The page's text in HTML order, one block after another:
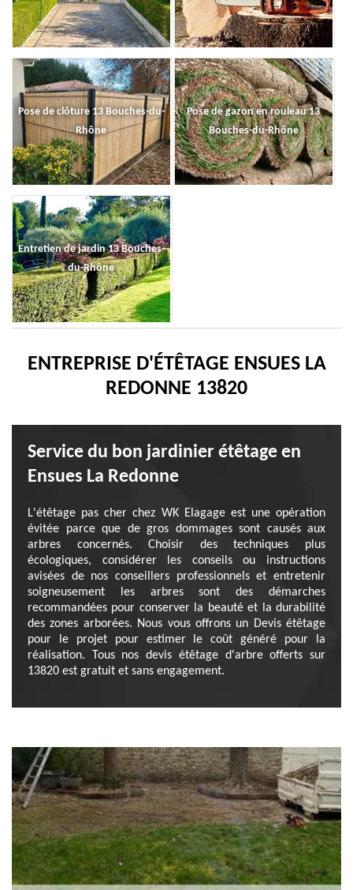
Pose de clôture 13 Bouches-du-
Rhône
Pose de gazon en rouleau 13
Bouches-du-Rhône
Entretien de jardin 13 Bouches-
du-Rhône
ENTREPRISE D'ÉTÊTAGE ENSUES LA
REDONNE 13820
Service du bon jardinier étêtage en
Ensues La Redonne
L'étêtage pas cher chez WK Elagage est une opération
évitée parce que de gros dommages sont causés aux
arbres concernés. Choisir des techniques plus
écologiques, considérer les conseils ou instructions
avisées de nos conseillers professionnels et entretenir
soigneusement les arbres sont des démarches
recommandées pour conserver la beauté et la durabilité
des zones arborées. Nous vous offrons un Devis étêtage
pour le projet pour estimer le coût généré pour la
réalisation. Tous nos devis étêtage d'arbre offerts sur
13820 est gratuit et sans engagement.